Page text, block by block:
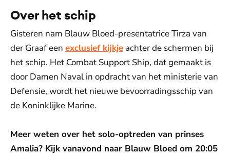
Over het schip
Gisteren nam Blauw Bloed-presentatrice Tirza van
der Graaf een exclusief kijkje achter de schermen bij
het schip. Het Combat Support Ship, dat gemaakt is
door Damen Naval in opdracht van het ministerie van
Defensie, wordt het nieuwe bevoorradingsschip van
de Koninklijke Marine.
Meer weten over het solo-optreden van prinses
Amalia? Kijk vanavond naar Blauw Bloed om 20:05